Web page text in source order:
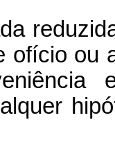
ofício ou